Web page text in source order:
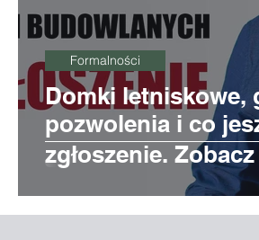
Domki letniskowe,
pozwolenia i co
zgłoszenie.
inwestycji 💥
Formalności